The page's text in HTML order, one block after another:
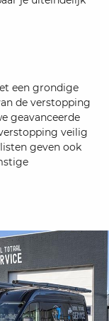
een grondige
de verstopping
geavanceerde
veilig
geven ook